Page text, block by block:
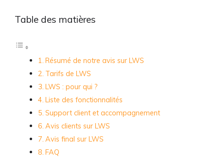
Table des matières
Résumé de notre avis sur LWS
Tarifs de LWS
LWS : pour qui ?
Liste des fonctionnalités
Support client et accompagnement
Avis clients sur LWS
Avis final sur LWS
FAQ